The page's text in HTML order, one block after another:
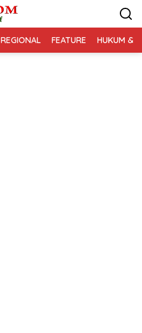
REGIONAL FEATURE HUKUM &